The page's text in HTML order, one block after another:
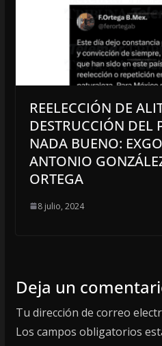
REELECCIÓN DE
DESTRUCCIÓN DEL
NADA BUENO:
ANTONIO
ORTEGA
8 julio, 2024
Deja un
Tu dirección de correo
Los campos obligatorios